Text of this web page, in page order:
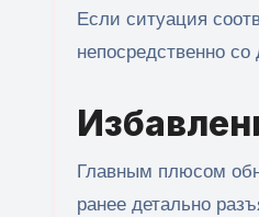
Если ситуация
непосредственно
Главным плюсом
ранее детально